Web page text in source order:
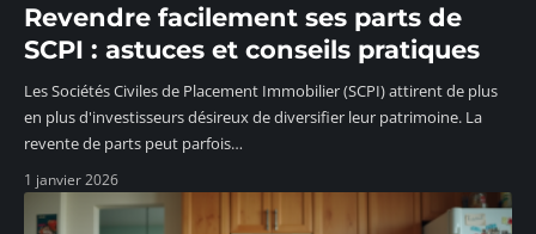
Revendre facilement ses parts de
SCPI : astuces et conseils pratiques
Les Sociétés Civiles de Placement Immobilier (SCPI) attirent de plus
en plus d'investisseurs désireux de diversifier leur patrimoine. La
revente de parts peut parfois…
1 janvier 2026